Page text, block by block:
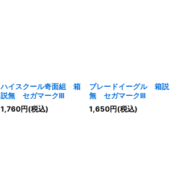
ハイスクール奇面組 箱
説無 セガマークIII
1,760円(税込)
ブレードイーグル 箱説
無 セガマークIII
1,650円(税込)